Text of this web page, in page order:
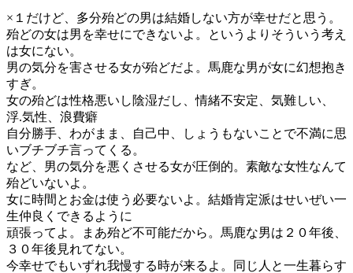
×１だけど、多分殆どの男は結婚しない方が幸せだと思う。
殆どの女は男を幸せにできないよ。というよりそういう考え
は女にない。
男の気分を害させる女が殆どだよ。馬鹿な男が女に幻想抱き
すぎ。
女の殆どは性格悪いし陰湿だし、情緒不安定、気難しい、
浮.気性、浪費癖
自分勝手、わがまま、自己中、しょうもないことで不満に思
いブチブチ言ってくる。
など、男の気分を悪くさせる女が圧倒的。素敵な女性なんて
殆どいないよ。
女に時間とお金は使う必要ないよ。結婚肯定派はせいぜい一
生仲良くできるように
頑張ってよ。まあ殆ど不可能だから。馬鹿な男は２０年後、
３０年後見れてない。
今幸せでもいずれ我慢する時が来るよ。同じ人と一生暮らす